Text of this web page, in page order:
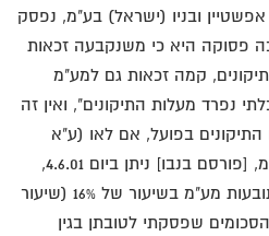
ובניו (ישראל) בע"מ, נפסק
פסוקה היא כי משנקבעה זכאות
קמה זכאות גם למע"מ
נפרד מעלות התיקונים", ואין זה
בפועל, אם לאו (ע"א
1772/99 זלוצין נ' דיור לעולה בע"מ, [פורסם בנבו] ניתן ביום 4.6.01,
בפסקה 9). לפיכך, אני פוסק לתובעות מע"מ בשיעור של 16% (שיעור
על כל הסכומים שפסקתי לטובתן בגין